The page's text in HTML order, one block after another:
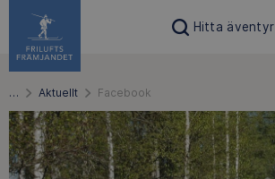
Hitta äventyr
… Aktuellt Facebook